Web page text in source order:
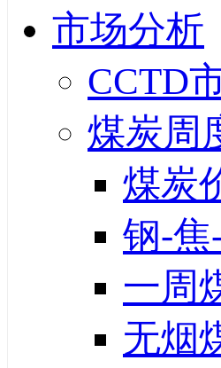
市场分析
CCTD
煤炭周
煤炭
钢-
一周
无烟